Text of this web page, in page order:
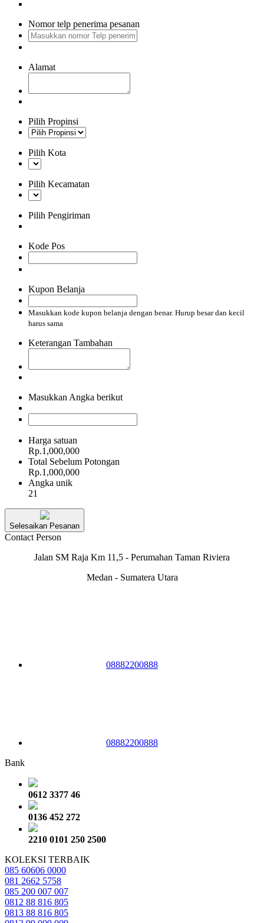
Nomor telp penerima pesanan
Alamat
Pilih Propinsi
Pilih Kota
Pilih Kecamatan
Pilih Pengiriman
Kode Pos
Kupon Belanja
Masukkan kode kupon belanja dengan benar. Hurup besar dan kecil
harus sama
Keterangan Tambahan
Masukkan Angka berikut
Harga satuan
Rp.1,000,000
Total Sebelum Potongan
Rp.1,000,000
Angka unik
21
Selesaikan Pesanan
Contact Person
Jalan SM Raja Km 11,5 - Perumahan Taman Riviera
Medan - Sumatera Utara
08882200888
08882200888
Bank
0612 3377 46
0136 452 272
2210 0101 250 2500
KOLEKSI TERBAIK
085 60606 0000
081 2662 5758
085 200 007 007
0812 88 816 805
0813 88 816 805